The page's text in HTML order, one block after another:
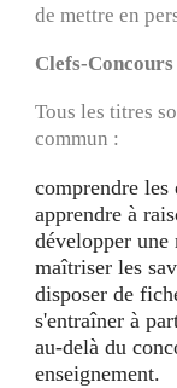
de mettre en
Clefs-
Tous les titres
commun :
comprendre les
apprendre à
développer
maîtriser les
disposer de
s'entraîner à
au-delà du
enseignement.